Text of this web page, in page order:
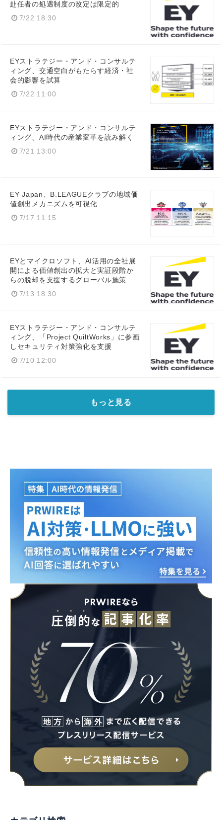
赴任者の処遇制度の改定は限定的
7/22 18:30
EYストラテジー・アンド・コンサルテ
ィング、交通空白がもたらす経済・社
会的影響を試算
7/22 11:00
EYストラテジー・アンド・コンサルテ
ィング、AI時代の産業変革を読み解く
7/21 13:00
EY Japan、B.LEAGUEクラブの地域価
値創出メカニズムを可視化
7/17 11:15
EYとマイクロソフト、AI活用の全社展
開による価値創出の拡大と実証段階か
らの脱却を支援するグローバル施策
7/13 18:30
EYストラテジー・アンド・コンサルテ
ィング、「Project QuiltWorks」に参画
しセキュリティ対策強化を支援
7/10 12:00
もっと見る
Japanese
English